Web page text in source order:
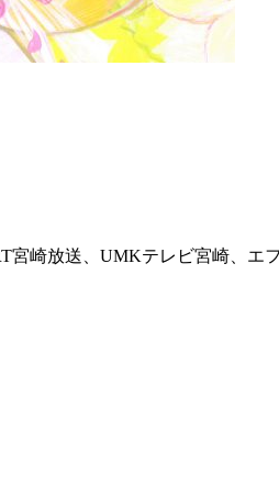
崎放送、UMKテレビ宮崎、エ